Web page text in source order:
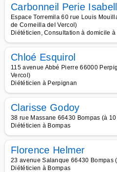
Carbonneil Perie
Espace Torremila 60 rue Louis
de Corneilla del Vercol)
Diététicien, Consultation à domicile à
Chloé Esquirol
115 avenue Abbé Pierre 66000
Vercol)
Diététicien à Perpignan
Clarisse Godoy
38 rue Massane 66430 Bompas (à
Diététicien à Bompas
Florence Helmer
23 avenue Salanque 66430 Bompas
Diététicien à Bompas